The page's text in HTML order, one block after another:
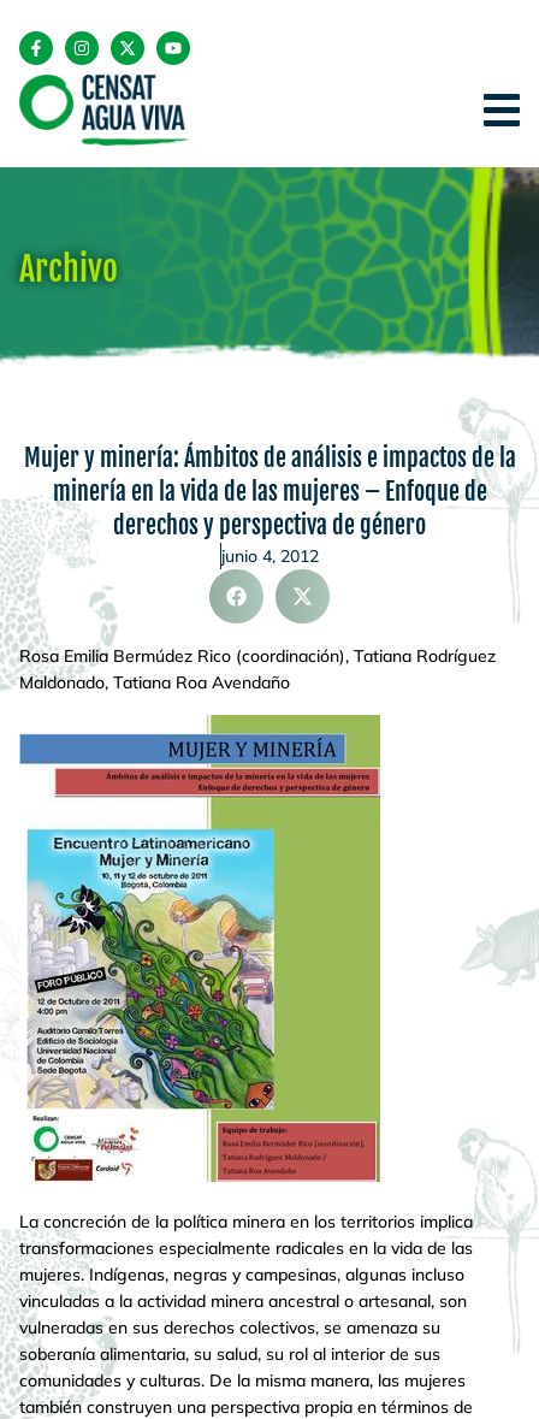
Archivo
Mujer y minería: Ámbitos de análisis e impactos de la
minería en la vida de las mujeres – Enfoque de
derechos y perspectiva de género
junio 4, 2012
Rosa Emilia Bermúdez Rico (coordinación), Tatiana Rodríguez
Maldonado, Tatiana Roa Avendaño
La concreción de la política minera en los territorios implica
transformaciones especialmente radicales en la vida de las
mujeres. Indígenas, negras y campesinas, algunas incluso
vinculadas a la actividad minera ancestral o artesanal, son
vulneradas en sus derechos colectivos, se amenaza su
soberanía alimentaria, su salud, su rol al interior de sus
comunidades y culturas. De la misma manera, las mujeres
también construyen una perspectiva propia en términos de